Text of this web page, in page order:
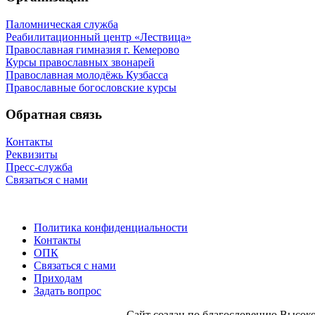
Паломническая служба
Реабилитационный центр «Лествица»
Православная гимназия г. Кемерово
Курсы православных звонарей
Православная молодёжь Кузбасса
Православные богословские курсы
Обратная связь
Контакты
Реквизиты
Пресс-служба
Связаться с нами
Политика конфиденциальности
Контакты
ОПК
Связаться с нами
Приходам
Задать вопрос